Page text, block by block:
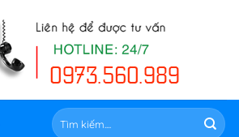
Tìm
kiếm: